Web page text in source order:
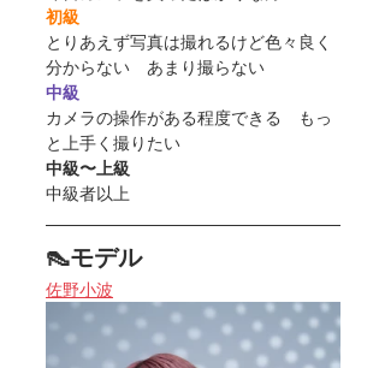
初級
とりあえず写真は撮れるけど色々良く
分からない　あまり撮らない
中級
カメラの操作がある程度できる　もっ
と上手く撮りたい
中級〜上級
中級者以上
👠モデル
佐野小波